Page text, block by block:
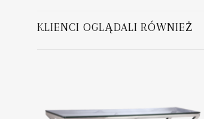
KLIENCI OGLĄDALI RÓWNIEŻ